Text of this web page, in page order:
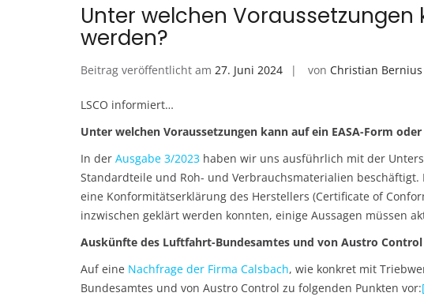
Unter welchen Voraussetzungen
werden?
Beitrag veröffentlicht am 27. Juni 2024 von Christian Bernius
LSCO informiert…
Unter welchen Voraussetzungen kann auf ein EASA-Form
In der Ausgabe 3/2023 haben wir uns ausführlich mit der
Standardteile und Roh- und Verbrauchsmaterialien
eine Konformitätserklärung des Herstellers (Certificate of
inzwischen geklärt werden konnten, einige Aussagen müssen
Auskünfte des Luftfahrt-Bundesamtes und von Austro
Auf eine Nachfrage der Firma Calsbach, wie konkret mit
Bundesamtes und von Austro Control zu folgenden Punkten vor: